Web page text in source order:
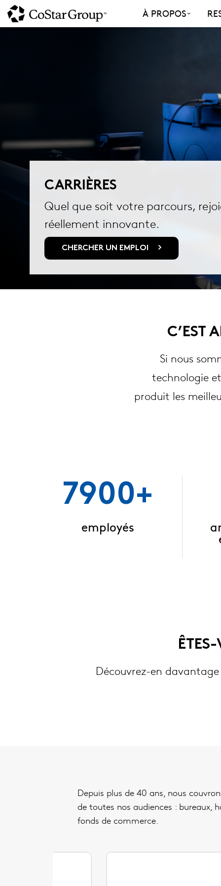
Skip
main
À PROPOS
CARRIÈRES
Quel que soit votre parcours,
réellement innovante.
CHERCHER UN EMPLOI
C’EST
Si nous
technologie
produit les
7900+
employés
Découvrez-en
Depuis plus de 40 ans, nous
de toutes nos audiences : bureaux,
fonds de commerce.